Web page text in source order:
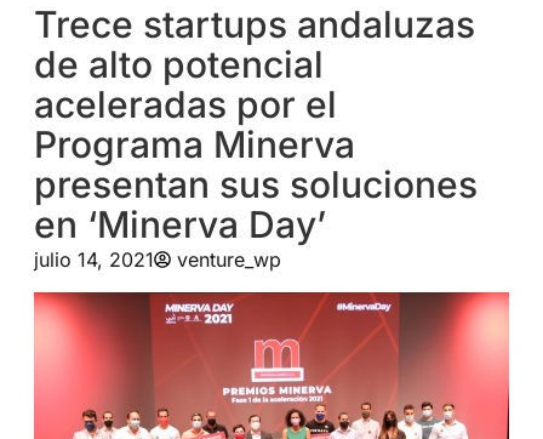
Trece startups andaluzas
de alto potencial
aceleradas por el
Programa Minerva
presentan sus soluciones
en ‘Minerva Day’
julio 14, 2021 venture_wp